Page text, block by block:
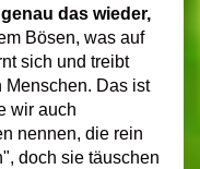
das wieder,
Bösen, was auf
sich und treibt
Das ist
wir auch
nennen, die rein
doch sie täuschen